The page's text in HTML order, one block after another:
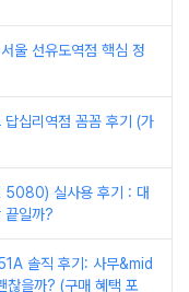
울 선유도역점 핵심 정
십리역점 꼼꼼 후기 (가
실사용 후기 : 대
끝일까?
솔직 후기: 사무&mid
을까? (구매 혜택 포